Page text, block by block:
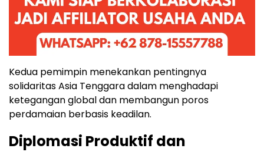
Kedua pemimpin menekankan pentingnya
solidaritas Asia Tenggara dalam menghadapi
ketegangan global dan membangun poros
perdamaian berbasis keadilan.
Diplomasi Produktif dan